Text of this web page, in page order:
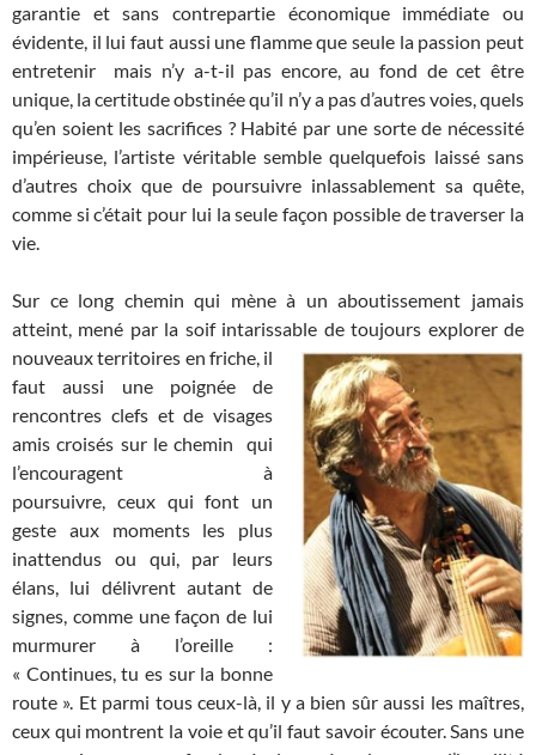
garantie et sans contrepartie économique immédiate ou
évidente, il lui faut aussi une flamme que seule la passion peut
entretenir mais n’y a-t-il pas encore, au fond de cet être
unique, la certitude obstinée qu’il n’y a pas d’autres voies, quels
qu’en soient les sacrifices ? Habité par une sorte de nécessité
impérieuse, l’artiste véritable semble quelquefois laissé sans
d’autres choix que de poursuivre inlassablement sa quête,
comme si c’était pour lui la seule façon possible de traverser la
vie.
Sur ce long chemin qui mène à un aboutissement jamais
atteint, mené par la soif intarissable de toujours explorer de
nouveaux territoires en friche, il
faut aussi une poignée de
rencontres clefs et de visages
amis croisés sur le chemin qui
l’encouragent à
poursuivre, ceux qui font un
geste aux moments les plus
inattendus ou qui, par leurs
élans, lui délivrent autant de
signes, comme une façon de lui
murmurer à l’oreille :
« Continues, tu es sur la bonne
route ». Et parmi tous ceux-là, il y a bien sûr aussi les maîtres,
ceux qui montrent la voie et qu’il faut savoir écouter. Sans une